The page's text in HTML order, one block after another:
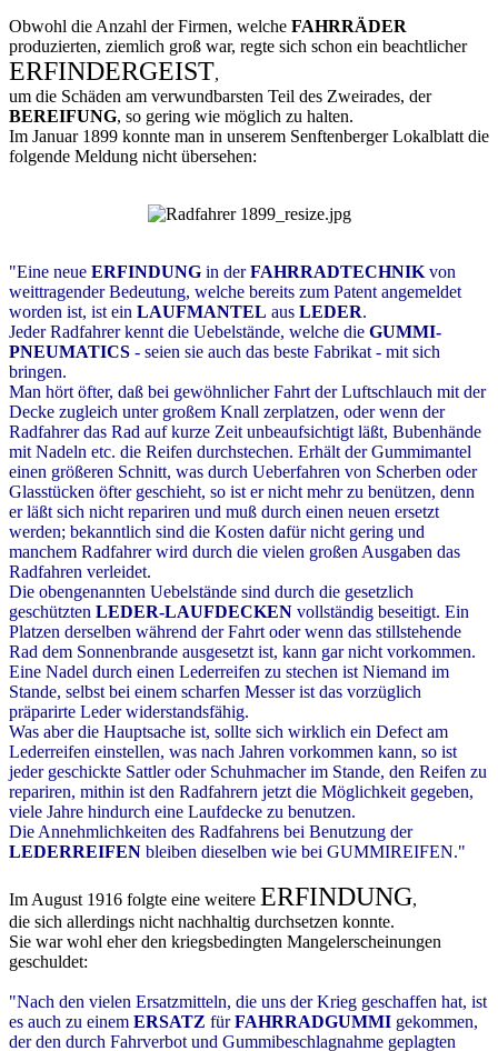
Obwohl die Anzahl der Firmen, welche FAHRRÄDER
produzierten, ziemlich groß war, regte sich schon ein beachtlicher
ERFINDERGEIST,
um die Schäden am verwundbarsten Teil des Zweirades, der
BEREIFUNG, so gering wie möglich zu halten.
Im Januar 1899 konnte man in unserem Senftenberger Lokalblatt die
folgende Meldung nicht übersehen:
"Eine neue ERFINDUNG in derFAHRRADTECHNIK von
weittragender Bedeutung, welche bereits zum Patent angemeldet
worden ist, ist ein LAUFMANTEL aus LEDER.
Jeder Radfahrer kennt die Uebelstände, welche die GUMMI-
PNEUMATICS - seien sie auch das beste Fabrikat - mit sich
bringen.
Man hört öfter, daß bei gewöhnlicher Fahrt der Luftschlauch mit der
Decke zugleich unter großem Knall zerplatzen, oder wenn der
Radfahrer das Rad auf kurze Zeit unbeaufsichtigt läßt, Bubenhände
mit Nadeln etc. die Reifen durchstechen. Erhält der Gummimantel
einen größeren Schnitt, was durch Ueberfahren von Scherben oder
Glasstücken öfter geschieht, so ist er nicht mehr zu benützen, denn
er läßt sich nicht repariren und muß durch einen neuen ersetzt
werden; bekanntlich sind die Kosten dafür nicht gering und
manchem Radfahrer wird durch die vielen großen Ausgaben das
Radfahren verleidet.
Die obengenannten Uebelstände sind durch die gesetzlich
geschützten LEDER-LAUFDECKEN vollständig beseitigt. Ein
Platzen derselben während der Fahrt oder wenn das stillstehende
Rad dem Sonnenbrande ausgesetzt ist, kann gar nicht vorkommen.
Eine Nadel durch einen Lederreifen zu stechen ist Niemand im
Stande, selbst bei einem scharfen Messer ist das vorzüglich
präparirte Leder widerstandsfähig.
Was aber die Hauptsache ist, sollte sich wirklich ein Defect am
Lederreifen einstellen, was nach Jahren vorkommen kann, so ist
jeder geschickte Sattler oder Schuhmacher im Stande, den Reifen zu
repariren, mithin ist den Radfahrern jetzt die Möglichkeit gegeben,
viele Jahre hindurch eine Laufdecke zu benutzen.
Die Annehmlichkeiten des Radfahrens bei Benutzung der
LEDERREIFEN bleiben dieselben wie bei GUMMIREIFEN."
Im August 1916 folgte eine weitere ERFINDUNG,
die sich allerdings nicht nachhaltig durchsetzen konnte.
Sie war wohl eher den kriegsbedingten Mangelerscheinungen
geschuldet:
"Nach den vielen Ersatzmitteln, die uns der Krieg geschaffen hat, ist
es auch zu einem ERSATZ fürFAHRRADGUMMI gekommen,
der den durch Fahrverbot und Gummibeschlagnahme geplagten